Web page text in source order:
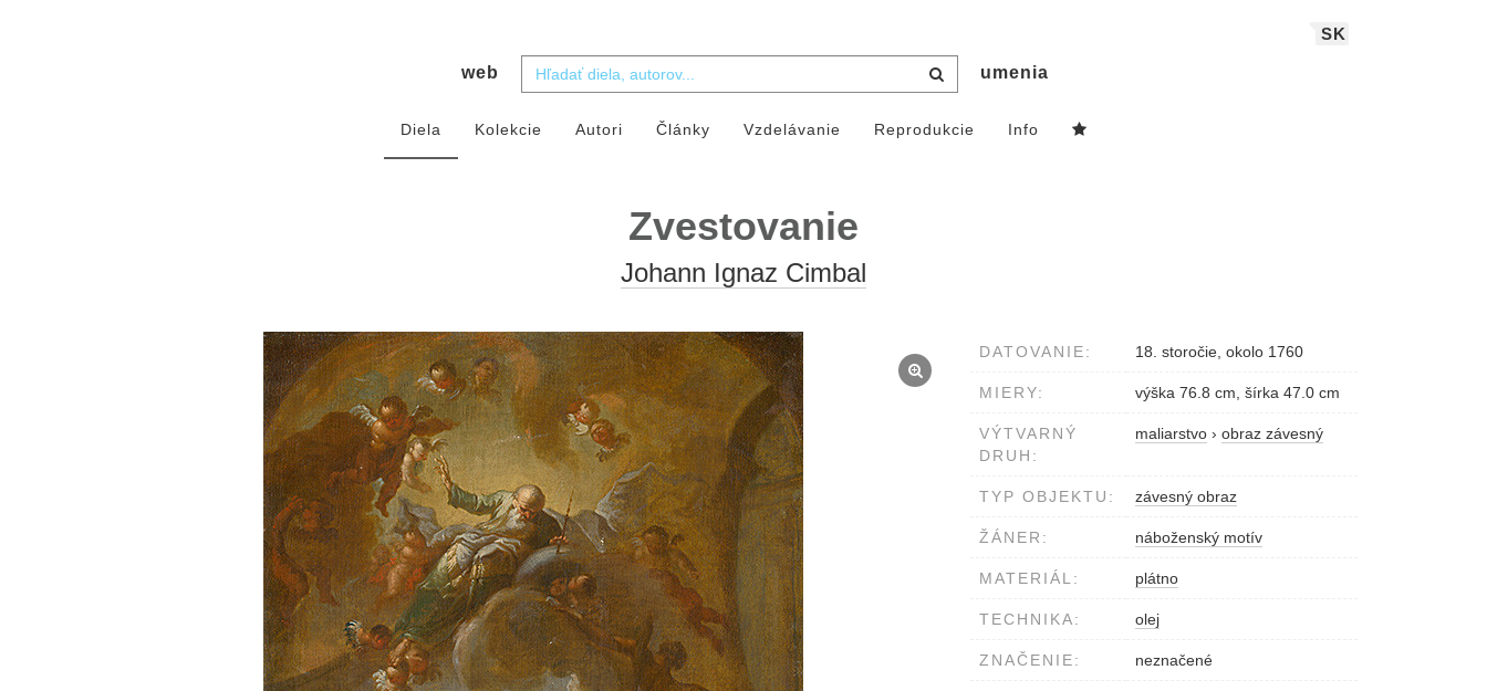
SK
web umenia
Diela Kolekcie Autori Články Vzdelávanie Reprodukcie Info
Zvestovanie
Johann Ignaz Cimbal
DATOVANIE: 18. storočie, okolo 1760
MIERY: výška 76.8 cm, šírka 47.0 cm
VÝTVARNÝ
DRUH:
maliarstvo › obraz závesný
TYP OBJEKTU: závesný obraz
ŽÁNER: náboženský motív
MATERIÁL: plátno
TECHNIKA: olej
ZNAČENIE: neznačené